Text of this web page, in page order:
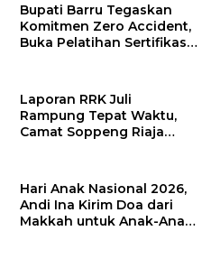
Bupati Barru Tegaskan
Komitmen Zero Accident,
Buka Pelatihan Sertifikasi
Laporan RRK Juli
Rampung Tepat Waktu,
Camat Soppeng Riaja
Hari Anak Nasional 2026,
Andi Ina Kirim Doa dari
Makkah untuk Anak-Anak